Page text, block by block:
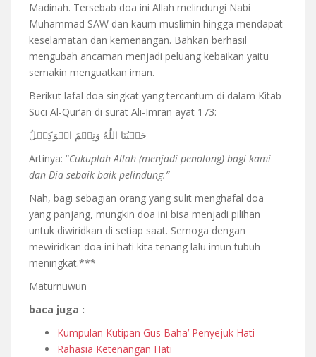
Madinah. Tersebab doa ini Allah melindungi Nabi
Muhammad SAW dan kaum muslimin hingga mendapat
keselamatan dan kemenangan. Bahkan berhasil
mengubah ancaman menjadi peluang kebaikan yaitu
semakin menguatkan iman.
Berikut lafal doa singkat yang tercantum di dalam Kitab
Suci Al-Qur’an di surat Ali-Imran ayat 173:
حَسۡبُنَا اللّٰهُ وَنِعۡمَ الۡوَكِيۡلُ
Artinya: “Cukuplah Allah (menjadi penolong) bagi kami
dan Dia sebaik-baik pelindung.”
Nah, bagi sebagian orang yang sulit menghafal doa
yang panjang, mungkin doa ini bisa menjadi pilihan
untuk diwiridkan di setiap saat. Semoga dengan
mewiridkan doa ini hati kita tenang lalu imun tubuh
meningkat.***
Maturnuwun
baca juga :
Kumpulan Kutipan Gus Baha’ Penyejuk Hati
Rahasia Ketenangan Hati